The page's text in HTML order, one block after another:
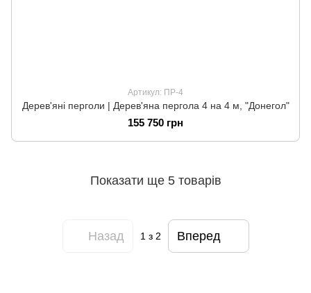
Артикул: ПР-4
Дерев'яні перголи | Дерев'яна пергола 4 на 4 м, "Донегол"
155 750 грн
Показати ще 5 товарів
Назад 1 з 2 Вперед